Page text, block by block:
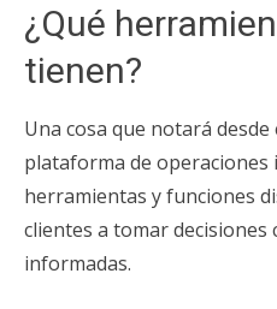
¿Qué
tienen?
Una cosa que notará
plataforma de operaciones
herramientas y funciones
clientes a tomar decisiones
informadas.